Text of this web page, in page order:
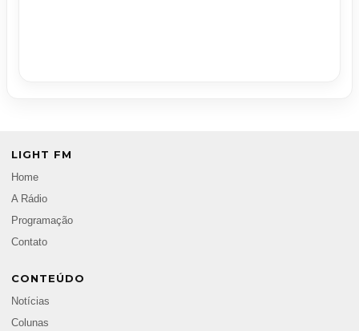
LIGHT FM
Home
A Rádio
Programação
Contato
CONTEÚDO
Notícias
Colunas